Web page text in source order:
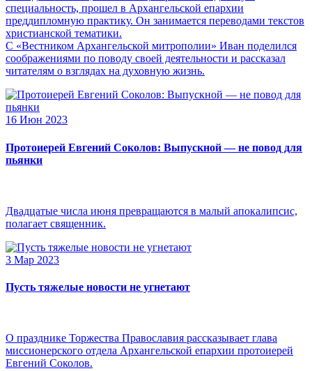
специальность, прошел в Архангельской епархии
преддипломную практику. Он занимается переводами текстов
христианской тематики.
С «Вестником Архангельской митрополии» Иван поделился
соображениями по поводу своей деятельности и рассказал
читателям о взглядах на духовную жизнь.
16 Июн 2023
Протоиерей Евгений Соколов: Выпускной — не повод для
пьянки
Двадцатые числа июня превращаются в малый апокалипсис,
полагает священник.
3 Мар 2023
Пусть тяжелые новости не угнетают
О празднике Торжества Православия рассказывает глава
миссионерского отдела Архангельской епархии протоиерей
Евгений Соколов.